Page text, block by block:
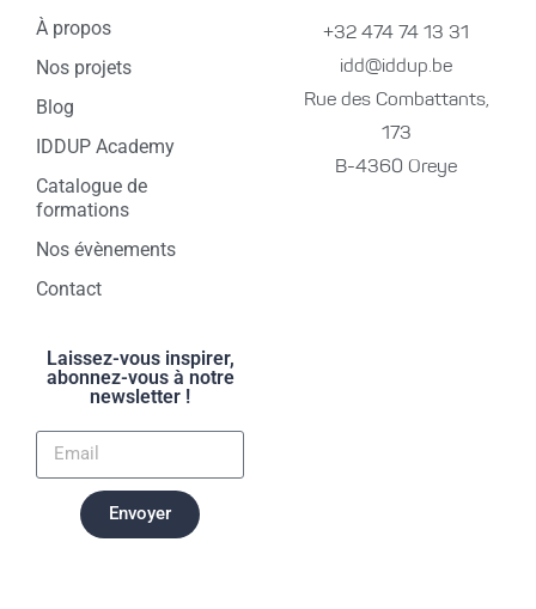
À propos
Nos projets
Blog
IDDUP Academy
Catalogue de
formations
Nos évènements
Contact
+32 474 74 13 31
idd@iddup.be
Rue des Combattants,
173
B-4360 Oreye
Laissez-vous inspirer,
abonnez-vous à notre
newsletter !
Envoyer